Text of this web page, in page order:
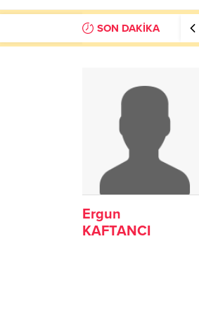
SON DAKİKA
Ergun
KAFTANCI